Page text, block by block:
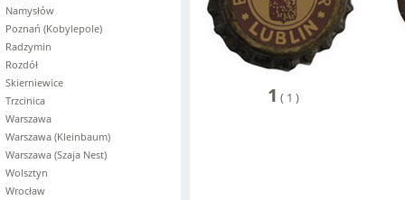
Namysłów
Poznań (Kobylepole)
Radzymin
Rozdół
Skierniewice
Trzcinica
Warszawa
Warszawa (Kleinbaum)
Warszawa (Szaja Nest)
Wolsztyn
Wrocław
1 ( 1 )